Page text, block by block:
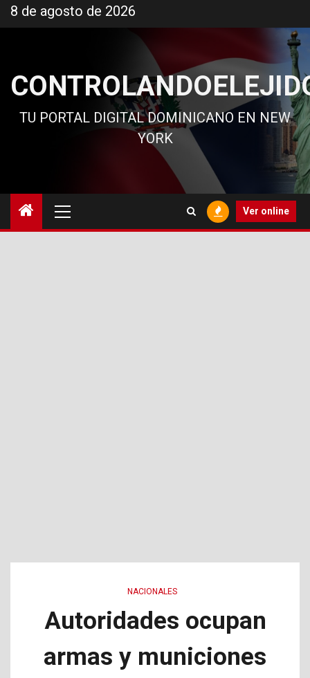
al
8 de agosto de 2026
TU PORTAL DIGITAL DOMINICANO EN NEW
YORK
principal
Ver online
NACIONALES
Autoridades ocupan
armas y municiones